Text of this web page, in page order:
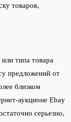
товаров,
типа товара
предложений от
близком
аукционе Ebay
серьезно,